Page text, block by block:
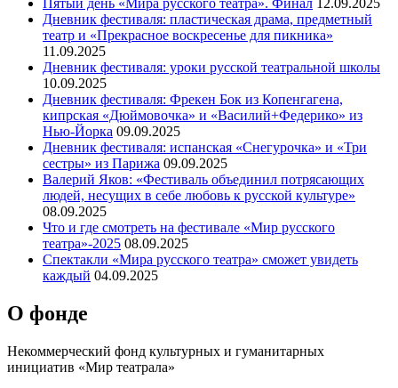
Дневник фестиваля: пластическая драма, предметный
театр и «Прекрасное воскресенье для пикника»
11.09.2025
Дневник фестиваля: уроки русской театральной школы
10.09.2025
Дневник фестиваля: Фрекен Бок из Копенгагена,
кипрская «Дюймовочка» и «Василий+Федерико» из
Нью-Йорка 09.09.2025
Дневник фестиваля: испанская «Снегурочка» и «Три
сестры» из Парижа 09.09.2025
Валерий Яков: «Фестиваль объединил потрясающих
людей, несущих в себе любовь к русской культуре»
08.09.2025
Что и где смотреть на фестивале «Мир русского
театра»-2025 08.09.2025
Спектакли «Мира русского театра» сможет увидеть
каждый 04.09.2025
О фонде
Некоммерческий фонд культурных и гуманитарных
инициатив «Мир театрала»